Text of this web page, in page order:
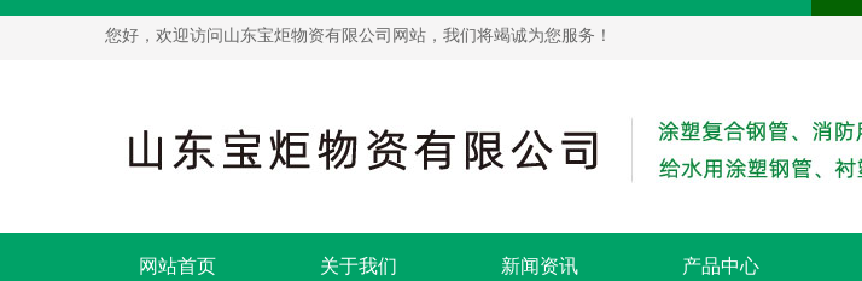
您好，欢迎访问山东宝炬物资有限公司网站，我们将竭诚为您服务！
网站首页 关于我们 新闻资讯 产品中心